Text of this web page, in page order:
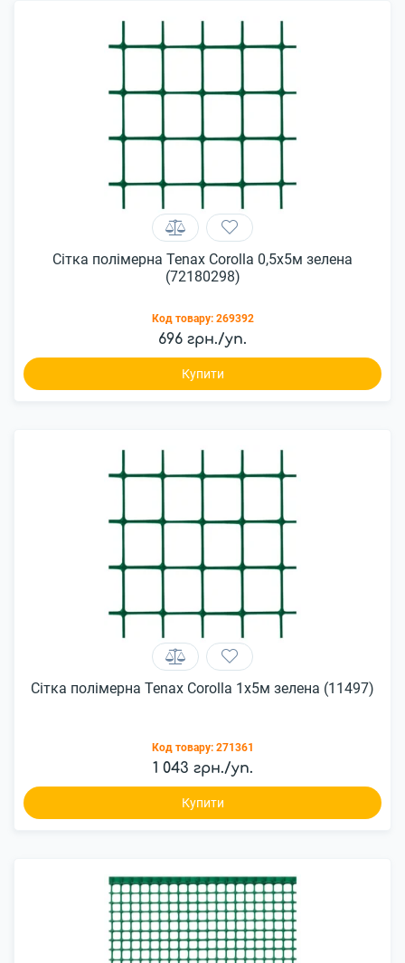
Сітка полімерна Tenax Corolla 0,5х5м зелена
(72180298)
Код товару: 269392
696 грн./уп.
Купити
Сітка полімерна Tenax Corolla 1х5м зелена (11497)
Код товару: 271361
1 043 грн./уп.
Купити